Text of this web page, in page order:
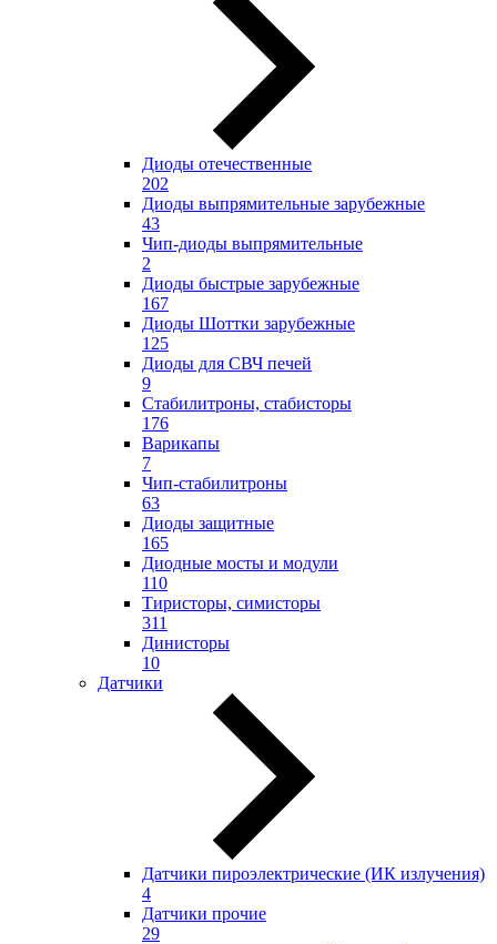
Диоды отечественные
202
Диоды выпрямительные зарубежные
43
Чип-диоды выпрямительные
2
Диоды быстрые зарубежные
167
Диоды Шоттки зарубежные
125
Диоды для СВЧ печей
9
Стабилитроны, стабисторы
176
Варикапы
7
Чип-стабилитроны
63
Диоды защитные
165
Диодные мосты и модули
110
Тиристоры, симисторы
311
Динисторы
10
Датчики
Датчики пироэлектрические (ИК излучения)
4
Датчики прочие
29